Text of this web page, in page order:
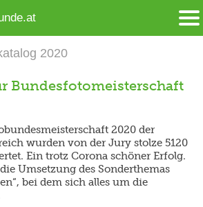
2020
Bundesfotomeisterschaft
2020 der
wurden von der Jury stolze 5120
Ein trotz Corona schöner Erfolg.
Umsetzung des Sonderthemas
bei dem sich alles um die